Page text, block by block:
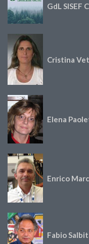
GdL SISEF
Cristina
Elena
Enrico
Fabio